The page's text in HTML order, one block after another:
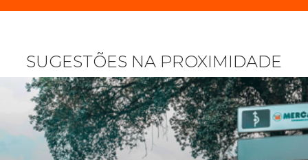
SUGESTÕES NA PROXIMIDADE